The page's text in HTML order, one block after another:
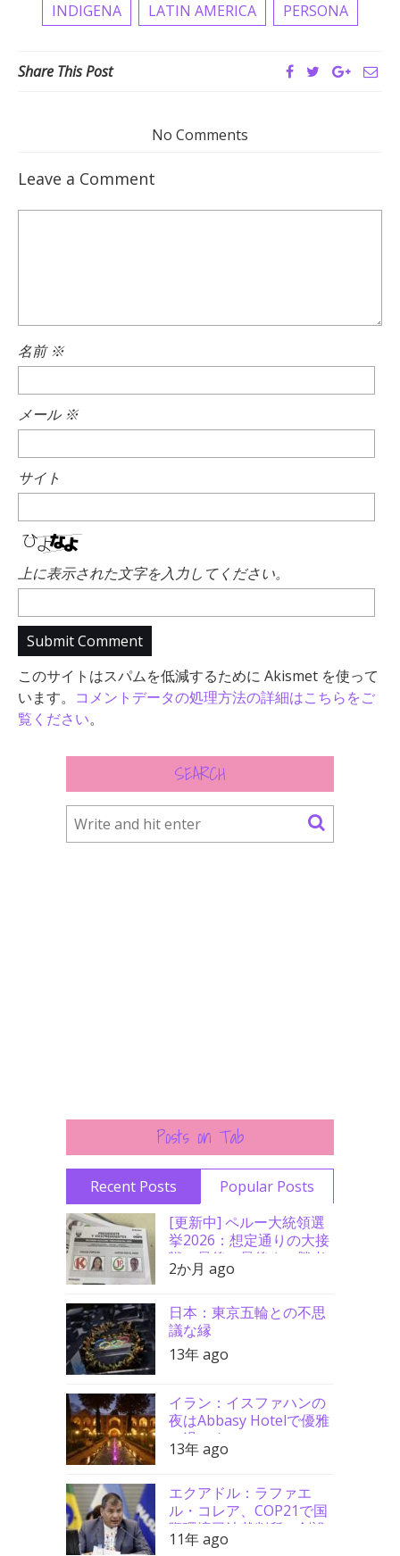
INDIGENA LATIN AMERICA PERSONA
Share This Post
No Comments
Leave a Comment
名前※
メール ※
サイト
上に表示された文字を入力してください。
このサイトはスパムを低減するために Akismet を使って
います。 コメントデータの処理方法の詳細はこちらをご
覧ください。
SEARCH
Posts on Tab
Recent Posts
Popular Posts
[更新中] ペルー大統領選
挙2026：想定通りの大接
戦、最後の最後まで勝者
分からず
2か月 ago
日本：東京五輪との不思
議な縁
13年 ago
イラン：イスファハンの
夜はAbbasy Hotelで優雅
に過ごす
13年 ago
エクアドル：ラファエ
ル・コレア、COP21で国
際環境司法裁判所の創設
を要請
11年 ago